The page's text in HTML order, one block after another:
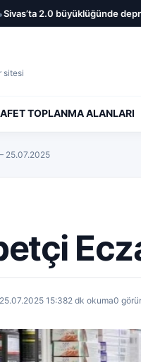
2.0 büyüklüğünde deprem•
sitesi
AFET TOPLANMA ALANLARI
25.07.2025
15:382 dk okuma0